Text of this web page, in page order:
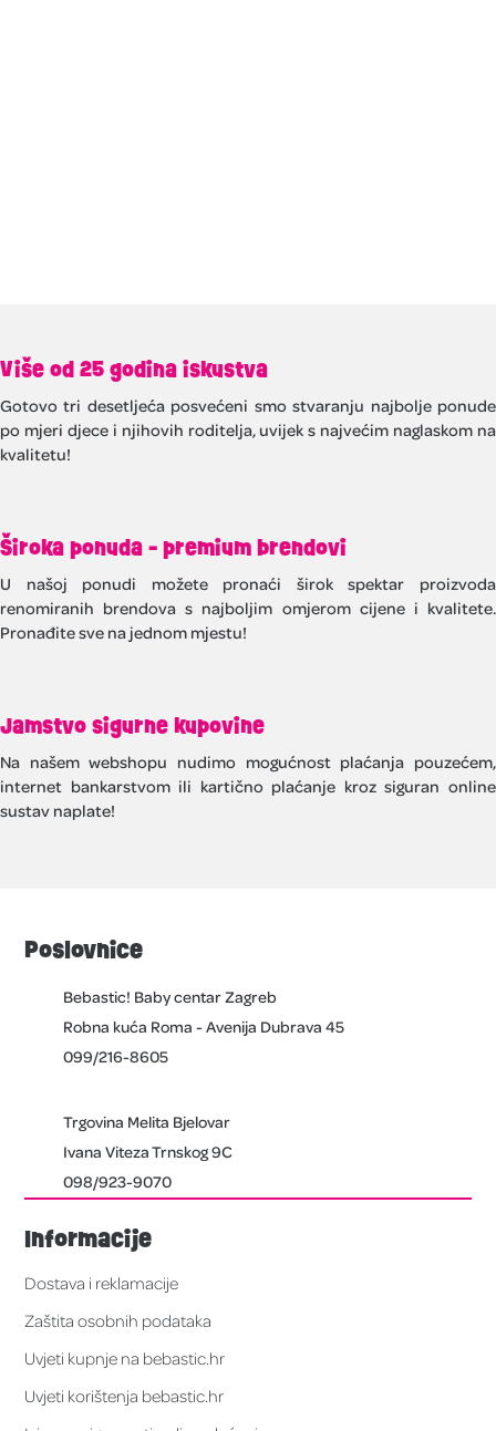
Više od 25 godina iskustva
Gotovo tri desetljeća posvećeni smo stvaranju najbolje ponude
po mjeri djece i njihovih roditelja, uvijek s najvećim naglaskom na
kvalitetu!
Široka ponuda - premium brendovi
U našoj ponudi možete pronaći širok spektar proizvoda
renomiranih brendova s najboljim omjerom cijene i kvalitete.
Pronađite sve na jednom mjestu!
Jamstvo sigurne kupovine
Na našem webshopu nudimo mogućnost plaćanja pouzećem,
internet bankarstvom ili kartično plaćanje kroz siguran online
sustav naplate!
Poslovnice
Bebastic! Baby centar Zagreb
Robna kuća Roma - Avenija Dubrava 45
099/216-8605
Trgovina Melita Bjelovar
Ivana Viteza Trnskog 9C
098/923-9070
Informacije
Dostava i reklamacije
Zaštita osobnih podataka
Uvjeti kupnje na bebastic.hr
Uvjeti korištenja bebastic.hr